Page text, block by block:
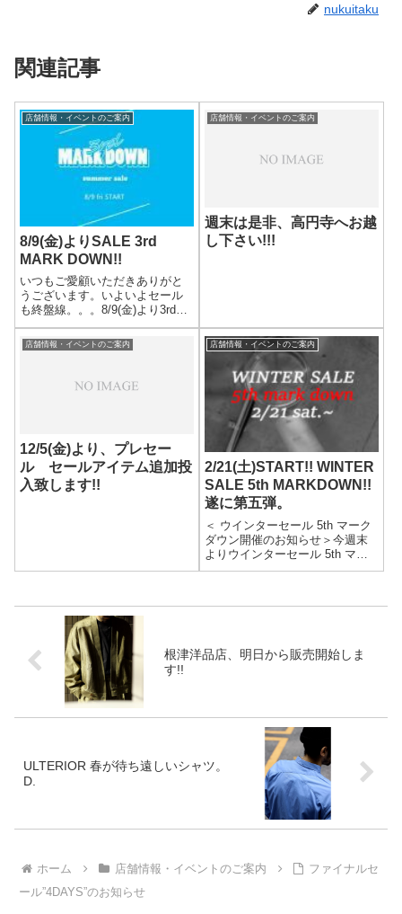
nukuitaku
関連記事
店舗情報・イベントのご案内
8/9(金)よりSALE 3rd
MARK DOWN!!
いつもご愛顧いただきありがと
うございます。いよいよセール
も終盤線。。。8/9(金)より3rd
MARK DOWNが開催されます。
サンダルやアロハシャツなどの
サマーアイテムが追加され、ま
ます♪サイズに限りもあります...
店舗情報・イベントのご案内
週末は是非、高円寺へお越
し下さい!!!
店舗情報・イベントのご案内
12/5(金)より、プレセー
ル セールアイテム追加投
入致します!!
店舗情報・イベントのご案内
2/21(土)START!! WINTER
SALE 5th MARKDOWN!!
遂に第五弾。
＜ ウインターセール 5th マーク
ダウン開催のお知らせ＞今週末
よりウインターセール 5th マー
クダウンを開催いたします。遠
根津洋品店、明日から販売開始しま
す!!
ULTERIOR 春が待ち遠しいシャツ。
D.
ホーム 店舗情報・イベントのご案内
ファイナルセ
ール”4DAYS”のお知らせ